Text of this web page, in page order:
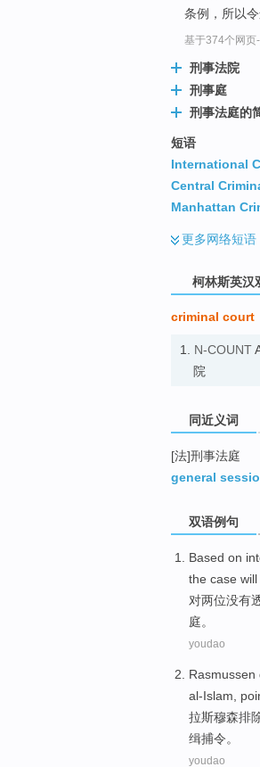
条例，所以
基于374个网页-
刑事法院
刑事庭
刑事法庭的
短语
International
Central
Manhattan
更多网络短语
柯林斯英汉
criminal court
1. N-COUNT
院
同近义词
[法]刑事法庭
general
双语例句
Based on
the case will
对两位没有
庭。
youdao
Rasmussen
al-Islam,
拉斯穆森排
缉捕令。
youdao